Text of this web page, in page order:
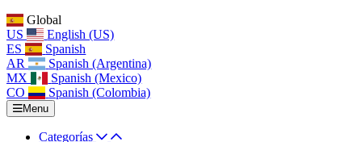
Global
US
English (US)
ES
Spanish
AR
Spanish (Argentina)
MX
Spanish (Mexico)
CO
Spanish (Colombia)
Menu
Categorías